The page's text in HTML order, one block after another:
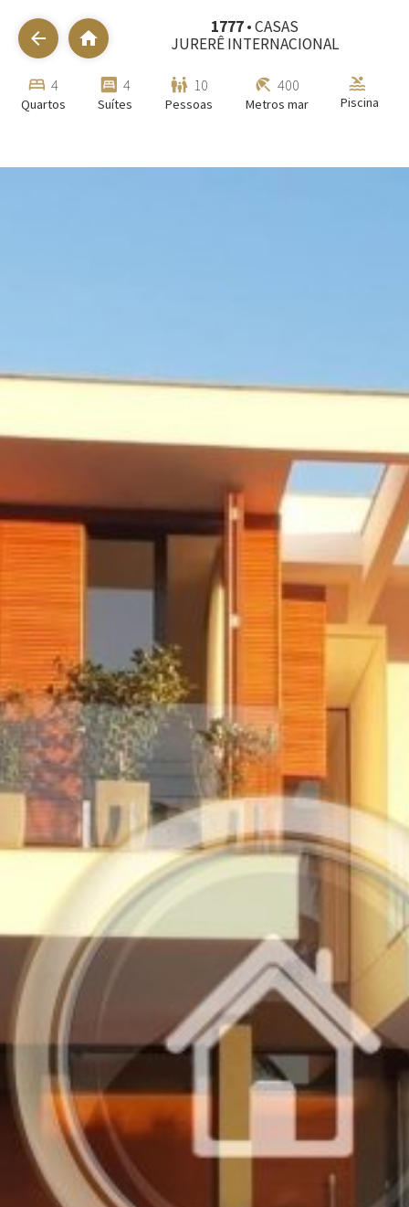
arrow_back home
1777• CASAS
JURERÊ INTERNACIONAL
bed 4
Quartos
bedroom_parent 4
Suítes
family_restroom 10
Pessoas
beach_access 400
Metros mar
pool
Piscina